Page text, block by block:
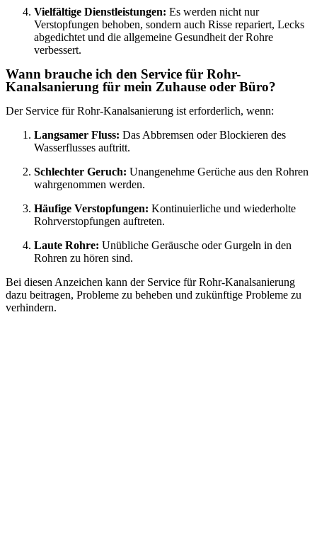
Vielfältige Dienstleistungen: Es werden nicht nur
Verstopfungen behoben, sondern auch Risse repariert, Lecks
abgedichtet und die allgemeine Gesundheit der Rohre
verbessert.
Wann brauche ich den Service für Rohr-
Kanalsanierung für mein Zuhause oder Büro?
Der Service für Rohr-Kanalsanierung ist erforderlich, wenn:
Langsamer Fluss: Das Abbremsen oder Blockieren des
Wasserflusses auftritt.
Schlechter Geruch: Unangenehme Gerüche aus den Rohren
wahrgenommen werden.
Häufige Verstopfungen: Kontinuierliche und wiederholte
Rohrverstopfungen auftreten.
Laute Rohre: Unübliche Geräusche oder Gurgeln in den
Rohren zu hören sind.
Bei diesen Anzeichen kann der Service für Rohr-Kanalsanierung
dazu beitragen, Probleme zu beheben und zukünftige Probleme zu
verhindern.